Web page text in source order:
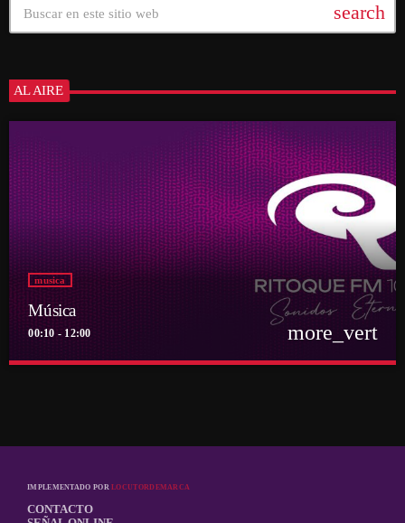
search
AL AIRE
musica
Música
00:10 - 12:00 more_vert
Música
IMPLEMENTADO PORLOCUTORDEMARCA
CONTACTO